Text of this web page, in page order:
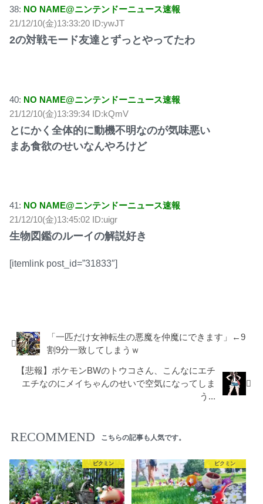
38: NO NAME@ニンテンドーニュース速報
21/12/10(金)13:33:20 ID:ywJT
2の対戦モード友達とずっとやってたわ
40: NO NAME@ニンテンドーニュース速報
21/12/10(金)13:39:34 ID:kQmV
とにかく全体的に動機不明なのが気味悪い
まあ食欲のせいなんやろけど
41: NO NAME@ニンテンドーニュース速報
21/12/10(金)13:45:02 ID:uigr
生物図鑑のルーイの解説好き
[itemlink post_id=”31833″]
「一匹だけ女神転生の悪魔を仲魔にできます」←9
割9分一致してしまうｗ
【悲報】ポケモンBWのトウコさん、こんなにエチ
エチなのにメイちゃんのせいで空気になってしま
う...
RECOMMEND こちらの記事も人気です。
ピクミン ピクミン